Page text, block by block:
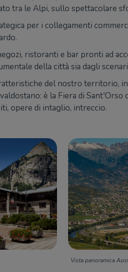
tra le Alpi, sullo spettacolare
per i collegamenti
ristoranti e bar pronti ad
della città sia dagli
del nostro territorio,
è la Fiera di Sant'Orso
opere di intaglio, intreccio.
Vista panoramica